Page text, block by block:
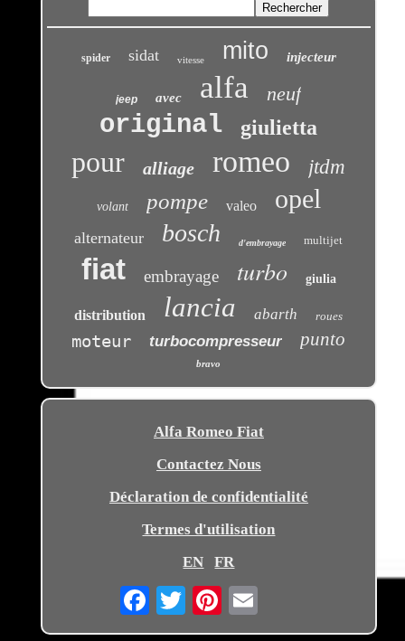
spider sidat vitesse mito injecteur
jeep avec alfa neuf
original giulietta
pour alliage romeo jtdm
volant pompe valeo opel
alternateur bosch d'embrayage multijet
fiat embrayage turbo giulia
distribution lancia abarth roues
moteur turbocompresseur punto
bravo
Alfa Romeo Fiat
Contactez Nous
Déclaration de confidentialité
Termes d'utilisation
EN
FR